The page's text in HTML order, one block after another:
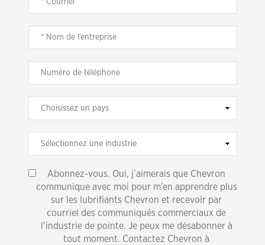
Abonnez-vous. Oui, j’aimerais que Chevron
communique avec moi pour m’en apprendre plus
sur les lubrifiants Chevron et recevoir par
courriel des communiqués commerciaux de
l’industrie de pointe. Je peux me désabonner à
tout moment. Contactez Chevron à